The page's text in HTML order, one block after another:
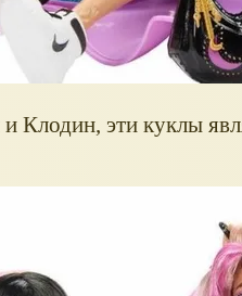
Клодин, эти куклы